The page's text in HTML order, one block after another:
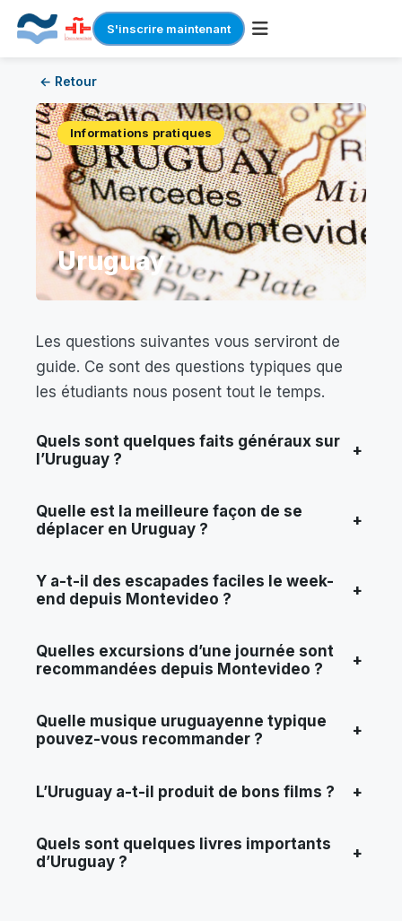
S'inscrire maintenant
content
← Retour
Informations pratiques
Uruguay
Les questions suivantes vous serviront de
guide. Ce sont des questions typiques que
les étudiants nous posent tout le temps.
Quels sont quelques faits généraux sur
l’Uruguay ?
+
Quelle est la meilleure façon de se
déplacer en Uruguay ?
+
Y a-t-il des escapades faciles le week-
end depuis Montevideo ?
+
Quelles excursions d’une journée sont
recommandées depuis Montevideo ?
+
Quelle musique uruguayenne typique
pouvez-vous recommander ?
+
L’Uruguay a-t-il produit de bons films ? +
Quels sont quelques livres importants
d’Uruguay ?
+